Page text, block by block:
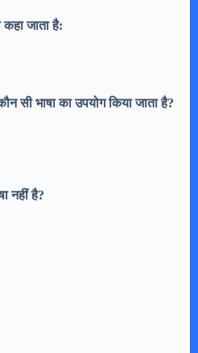
जाता है:
सी भाषा का उपयोग किया जाता है?
नहीं है?